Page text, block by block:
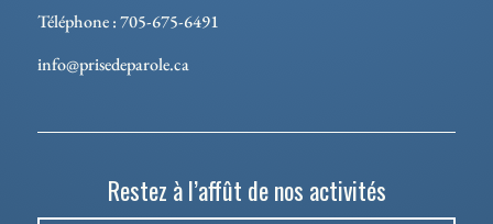
Téléphone : 705-675-6491
info@prisedeparole.ca
Restez à l’affût de nos activités